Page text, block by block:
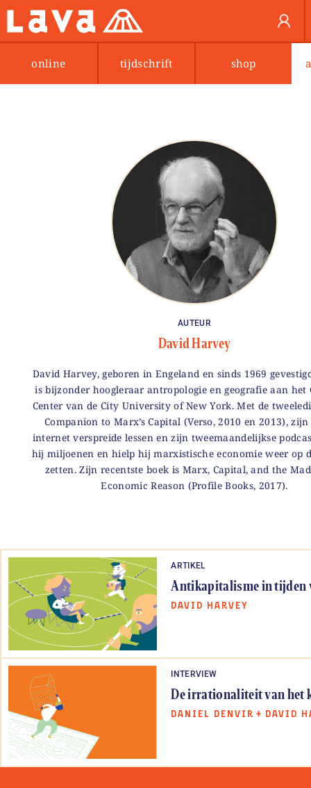
online tijdschrift shop
AUTEUR
David Harvey
David Harvey, geboren in Engeland en sinds 1969
is bijzonder hoogleraar antropologie en geografie aan het
Center van de City University of New York. Met de
Companion to Marx’s Capital (Verso, 2010 en 2013),
internet verspreide lessen en zijn tweemaandelijkse
hij miljoenen en hielp hij marxistische economie weer op
zetten. Zijn recentste boek is Marx, Capital, and the
Economic Reason (Profile Books, 2017).
ARTIKEL
Antikapitalisme in tijden
DAVID HARVEY
INTERVIEW
De irrationaliteit van het
DANIEL DENVIR + DAVID